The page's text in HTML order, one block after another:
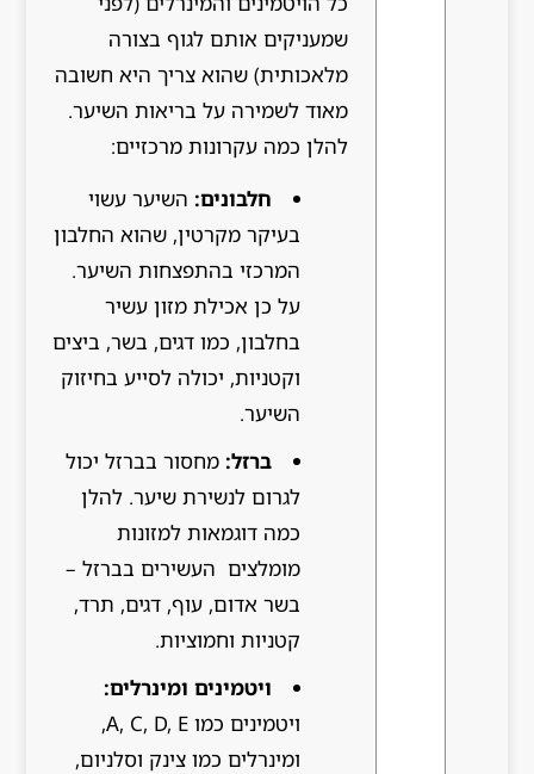
שמעניקים אותם לגוף בצורה
מלאכותית) שהוא צריך היא חשובה
מאוד לשמירה על בריאות השיער.
להלן כמה עקרונות מרכזיים:
חלבונים: השיער עשוי
בעיקר מקרטין, שהוא החלבון
המרכזי בהתפצחות השיער.
על כן אכילת מזון עשיר
בחלבון, כמו דגים, בשר, ביצים
וקטניות, יכולה לסייע בחיזוק
השיער.
ברזל: מחסור בברזל יכול
לגרום לנשירת שיער. להלן
כמה דוגמאות למזונות
מומלצים העשירים בברזל –
בשר אדום, עוף, דגים, תרד,
קטניות וחמוציות.
ויטמינים ומינרלים:
ויטמינים כמו A, C, D, E,
ומינרלים כמו צינק וסלניום,